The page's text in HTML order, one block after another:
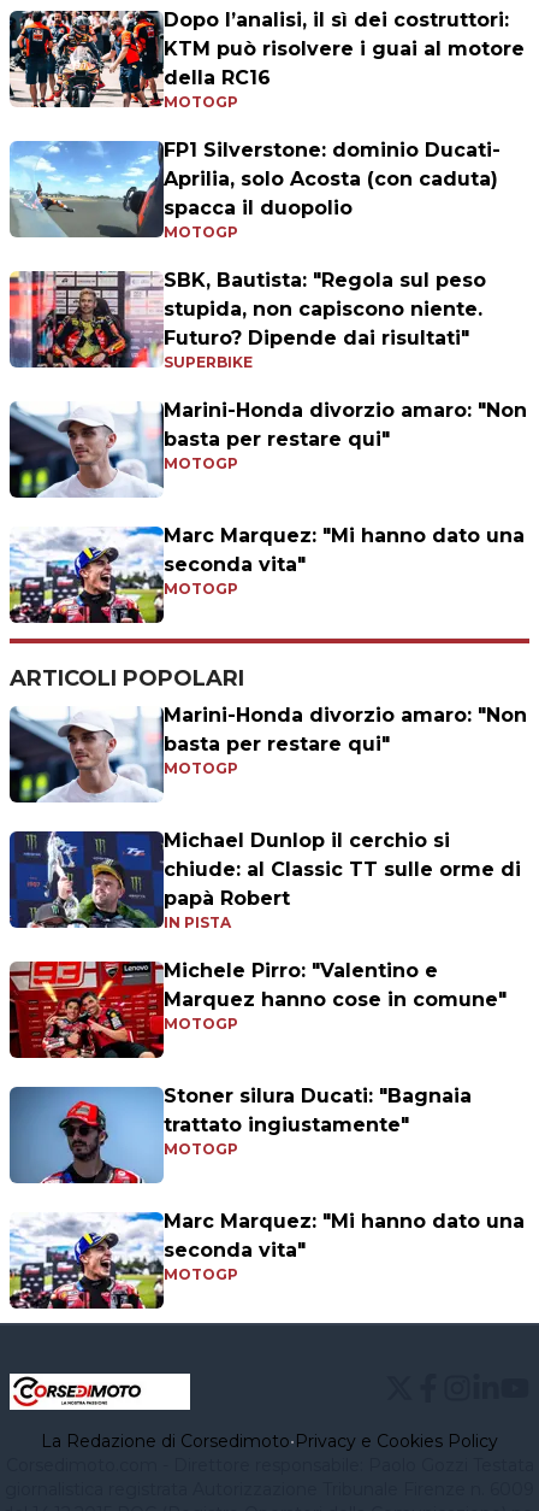
Dopo l’analisi, il sì dei costruttori:
KTM può risolvere i guai al motore
della RC16
MOTOGP
FP1 Silverstone: dominio Ducati-
Aprilia, solo Acosta (con caduta)
spacca il duopolio
MOTOGP
SBK, Bautista: "Regola sul peso
stupida, non capiscono niente.
Futuro? Dipende dai risultati"
SUPERBIKE
Marini-Honda divorzio amaro: "Non
basta per restare qui"
MOTOGP
Marc Marquez: "Mi hanno dato una
seconda vita"
MOTOGP
ARTICOLI POPOLARI
Marini-Honda divorzio amaro: "Non
basta per restare qui"
MOTOGP
Michael Dunlop il cerchio si
chiude: al Classic TT sulle orme di
papà Robert
IN PISTA
Michele Pirro: "Valentino e
Marquez hanno cose in comune"
MOTOGP
Stoner silura Ducati: "Bagnaia
trattato ingiustamente"
MOTOGP
Marc Marquez: "Mi hanno dato una
seconda vita"
MOTOGP
La Redazione di Corsedimoto•Privacy e Cookies Policy